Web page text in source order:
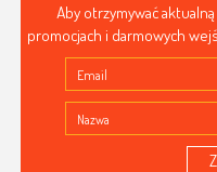
Aby otrzymywać
promocjach i darmowych